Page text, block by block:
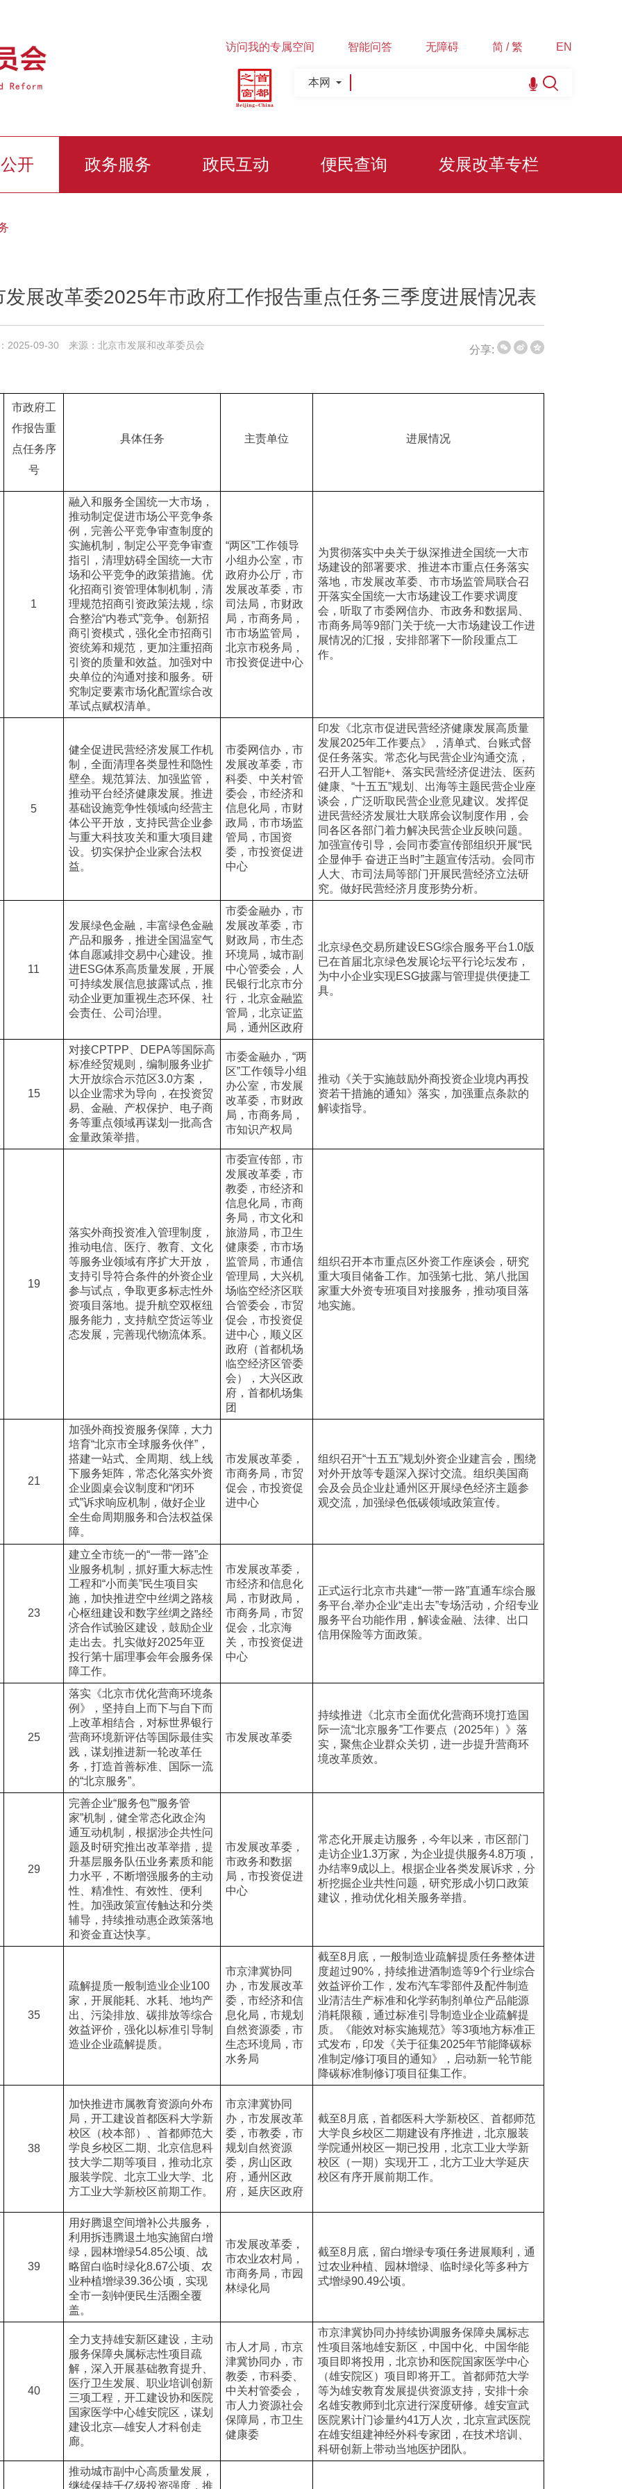
访问我的专属空间 智能问答 无障碍 简 / 繁 EN
本网
开 政务服务 政民互动 便民查询 发展改革专栏
发展改革委2025年市政府工作报告重点任务三季度进展情况表
2025-09-30 来源：北京市发展和改革委员会 分享:
市政府工
作报告重
点任务序
号
具体任务 主责单位 进展情况
1
融入和服务全国统一大市场，
推动制定促进市场公平竞争条
例，完善公平竞争审查制度的
实施机制，制定公平竞争审查
指引，清理妨碍全国统一大市
场和公平竞争的政策措施。优
化招商引资管理体制机制，清
理规范招商引资政策法规，综
合整治“内卷式”竞争。创新招
商引资模式，强化全市招商引
资统筹和规范，更加注重招商
引资的质量和效益。加强对中
央单位的沟通对接和服务。研
究制定要素市场化配置综合改
革试点赋权清单。
“两区”工作领导
小组办公室，市
政府办公厅，市
发展改革委，市
司法局，市财政
局，市商务局，
市市场监管局，
北京市税务局，
市投资促进中心
为贯彻落实中央关于纵深推进全国统一大市
场建设的部署要求、推进本市重点任务落实
落地，市发展改革委、市市场监管局联合召
开落实全国统一大市场建设工作要求调度
会，听取了市委网信办、市政务和数据局、
市商务局等9部门关于统一大市场建设工作进
展情况的汇报，安排部署下一阶段重点工
作。
5
健全促进民营经济发展工作机
制，全面清理各类显性和隐性
壁垒。规范算法、加强监管，
推动平台经济健康发展。推进
基础设施竞争性领域向经营主
体公平开放，支持民营企业参
与重大科技攻关和重大项目建
设。切实保护企业家合法权
益。
市委网信办，市
发展改革委，市
科委、中关村管
委会，市经济和
信息化局，市财
政局，市市场监
管局，市国资
委，市投资促进
中心
印发《北京市促进民营经济健康发展高质量
发展2025年工作要点》，清单式、台账式督
促任务落实。常态化与民营企业沟通交流，
召开人工智能+、落实民营经济促进法、医药
健康、“十五五”规划、出海等主题民营企业座
谈会，广泛听取民营企业意见建议。发挥促
进民营经济发展壮大联席会议制度作用，会
同各区各部门着力解决民营企业反映问题。
加强宣传引导，会同市委宣传部组织开展“民
企显伸手 奋进正当时”主题宣传活动。会同市
人大、市司法局等部门开展民营经济立法研
究。做好民营经济月度形势分析。
11
发展绿色金融，丰富绿色金融
产品和服务，推进全国温室气
体自愿减排交易中心建设。推
进ESG体系高质量发展，开展
可持续发展信息披露试点，推
动企业更加重视生态环保、社
会责任、公司治理。
市委金融办，市
发展改革委，市
财政局，市生态
环境局，城市副
中心管委会，人
民银行北京市分
行，北京金融监
管局，北京证监
局，通州区政府
北京绿色交易所建设ESG综合服务平台1.0版
已在首届北京绿色发展论坛平行论坛发布，
为中小企业实现ESG披露与管理提供便捷工
具。
15
对接CPTPP、DEPA等国际高
标准经贸规则，编制服务业扩
大开放综合示范区3.0方案，
以企业需求为导向，在投资贸
易、金融、产权保护、电子商
务等重点领域再谋划一批高含
金量政策举措。
市委金融办，“两
区”工作领导小组
办公室，市发展
改革委，市财政
局，市商务局，
市知识产权局
推动《关于实施鼓励外商投资企业境内再投
资若干措施的通知》落实，加强重点条款的
解读指导。
19
落实外商投资准入管理制度，
推动电信、医疗、教育、文化
等服务业领域有序扩大开放，
支持引导符合条件的外资企业
参与试点，争取更多标志性外
资项目落地。提升航空双枢纽
服务能力，支持航空货运等业
态发展，完善现代物流体系。
市委宣传部，市
发展改革委，市
教委，市经济和
信息化局，市商
务局，市文化和
旅游局，市卫生
健康委，市市场
监管局，市通信
管理局，大兴机
场临空经济区联
合管委会，市贸
促会，市投资促
进中心，顺义区
政府（首都机场
临空经济区管委
会），大兴区政
府，首都机场集
团
组织召开本市重点区外资工作座谈会，研究
重大项目储备工作。加强第七批、第八批国
家重大外资专班项目对接服务，推动项目落
地实施。
21
加强外商投资服务保障，大力
培育“北京市全球服务伙伴”，
搭建一站式、全周期、线上线
下服务矩阵，常态化落实外资
企业圆桌会议制度和“闭环
式”诉求响应机制，做好企业
全生命周期服务和合法权益保
障。
市发展改革委，
市商务局，市贸
促会，市投资促
进中心
组织召开“十五五”规划外资企业建言会，围绕
对外开放等专题深入探讨交流。组织美国商
会及会员企业赴通州区开展绿色经济主题参
观交流，加强绿色低碳领域政策宣传。
23
建立全市统一的“一带一路”企
业服务机制，抓好重大标志性
工程和“小而美”民生项目实
施，加快推进空中丝绸之路核
心枢纽建设和数字丝绸之路经
济合作试验区建设，鼓励企业
走出去。扎实做好2025年亚
投行第十届理事会年会服务保
障工作。
市发展改革委，
市经济和信息化
局，市财政局，
市商务局，市贸
促会，北京海
关，市投资促进
中心
正式运行北京市共建“一带一路”直通车综合服
务平台,举办企业“走出去”专场活动，介绍专业
服务平台功能作用，解读金融、法律、出口
信用保险等方面政策。
25
落实《北京市优化营商环境条
例》，坚持自上而下与自下而
上改革相结合，对标世界银行
营商环境新评估等国际最佳实
践，谋划推进新一轮改革任
务，打造首善标准、国际一流
的“北京服务”。
市发展改革委
持续推进《北京市全面优化营商环境打造国
际一流“北京服务”工作要点（2025年）》落
实，聚焦企业群众关切，进一步提升营商环
境改革质效。
29
完善企业“服务包”“服务管
家”机制，健全常态化政企沟
通互动机制，根据涉企共性问
题及时研究推出改革举措，提
升基层服务队伍业务素质和能
力水平，不断增强服务的主动
性、精准性、有效性、便利
性。加强政策宣传触达和分类
辅导，持续推动惠企政策落地
和资金直达快享。
市发展改革委，
市政务和数据
局，市投资促进
中心
常态化开展走访服务，今年以来，市区部门
走访企业1.3万家，为企业提供服务4.8万项，
办结率9成以上。根据企业各类发展诉求，分
析挖掘企业共性问题，研究形成小切口政策
建议，推动优化相关服务举措。
35
疏解提质一般制造业企业100
家，开展能耗、水耗、地均产
出、污染排放、碳排放等综合
效益评价，强化以标准引导制
造业企业疏解提质。
市京津冀协同
办，市发展改革
委，市经济和信
息化局，市规划
自然资源委，市
生态环境局，市
水务局
截至8月底，一般制造业疏解提质任务整体进
度超过90%，持续推进酒制造等9个行业综合
效益评价工作，发布汽车零部件及配件制造
业清洁生产标准和化学药制剂单位产品能源
消耗限额，通过标准引导制造业企业疏解提
质。《能效对标实施规范》等3项地方标准正
式发布，印发《关于征集2025年节能降碳标
准制定/修订项目的通知》，启动新一轮节能
降碳标准制修订项目征集工作。
38
加快推进市属教育资源向外布
局，开工建设首都医科大学新
校区（校本部）、首都师范大
学良乡校区二期、北京信息科
技大学二期等项目，推动北京
服装学院、北京工业大学、北
方工业大学新校区前期工作。
市京津冀协同
办，市发展改革
委，市教委，市
规划自然资源
委，房山区政
府，通州区政
府，延庆区政府
截至8月底，首都医科大学新校区、首都师范
大学良乡校区二期建设有序推进，北京服装
学院通州校区一期已投用，北京工业大学新
校区（一期）实现开工，北方工业大学延庆
校区有序开展前期工作。
39
用好腾退空间增补公共服务，
利用拆违腾退土地实施留白增
绿，园林增绿54.85公顷、战
略留白临时绿化8.67公顷、农
业种植增绿39.36公顷，实现
全市一刻钟便民生活圈全覆
盖。
市发展改革委，
市农业农村局，
市商务局，市园
林绿化局
截至8月底，留白增绿专项任务进展顺利，通
过农业种植、园林增绿、临时绿化等多种方
式增绿90.49公顷。
40
全力支持雄安新区建设，主动
服务保障央属标志性项目疏
解，深入开展基础教育提升、
医疗卫生发展、职业培训创新
三项工程，开工建设协和医院
国家医学中心雄安院区，谋划
建设北京—雄安人才科创走
廊。
市人才局，市京
津冀协同办，市
教委，市科委、
中关村管委会，
市人力资源社会
保障局，市卫生
健康委
市京津冀协同办持续协调服务保障央属标志
性项目落地雄安新区，中国中化、中国华能
项目即将投用，北京协和医院国家医学中心
（雄安院区）项目即将开工。首都师范大学
等为雄安教育发展提供资源支持，安排十余
名雄安教师到北京进行深度研修。雄安宣武
医院累计门诊量约41万人次，北京宣武医院
在雄安组建神经外科专家团，在技术培训、
科研创新上带动当地医护团队。
推动城市副中心高质量发展，
继续保持千亿级投资强度，推